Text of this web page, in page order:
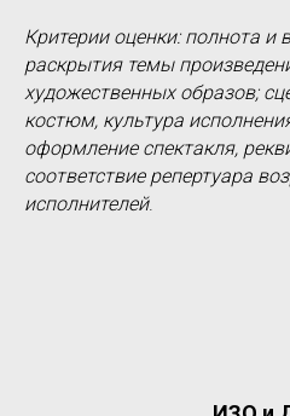
Критерии оценки: полнота и
раскрытия темы
художественных образов;
костюм, культура
оформление спектакля,
соответствие репертуара
исполнителей.